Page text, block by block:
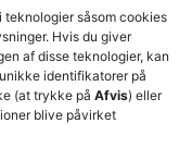
teknologier såsom cookies
Hvis du giver
af disse teknologier, kan
identifikatorer på
(at trykke på Afvis) eller
blive påvirket
for at
sikre
klubbens
fremtid
15. juli 2026